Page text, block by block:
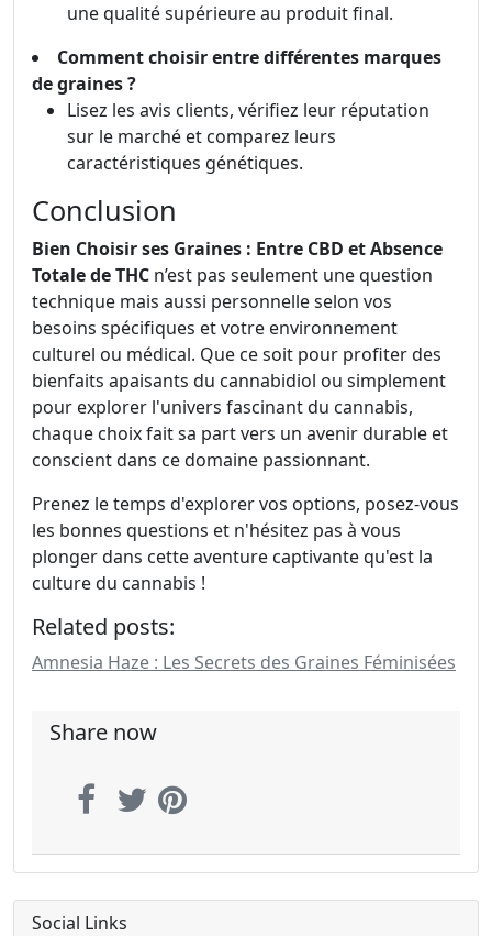
une qualité supérieure au produit final.
Comment choisir entre différentes marques
de graines ?
Lisez les avis clients, vérifiez leur réputation
sur le marché et comparez leurs
caractéristiques génétiques.
Conclusion
Bien Choisir ses Graines : Entre CBD et Absence
Totale de THC n’est pas seulement une question
technique mais aussi personnelle selon vos
besoins spécifiques et votre environnement
culturel ou médical. Que ce soit pour profiter des
bienfaits apaisants du cannabidiol ou simplement
pour explorer l'univers fascinant du cannabis,
chaque choix fait sa part vers un avenir durable et
conscient dans ce domaine passionnant.
Prenez le temps d'explorer vos options, posez-vous
les bonnes questions et n'hésitez pas à vous
plonger dans cette aventure captivante qu'est la
culture du cannabis !
Related posts:
Amnesia Haze : Les Secrets des Graines Féminisées
Share now
Social Links